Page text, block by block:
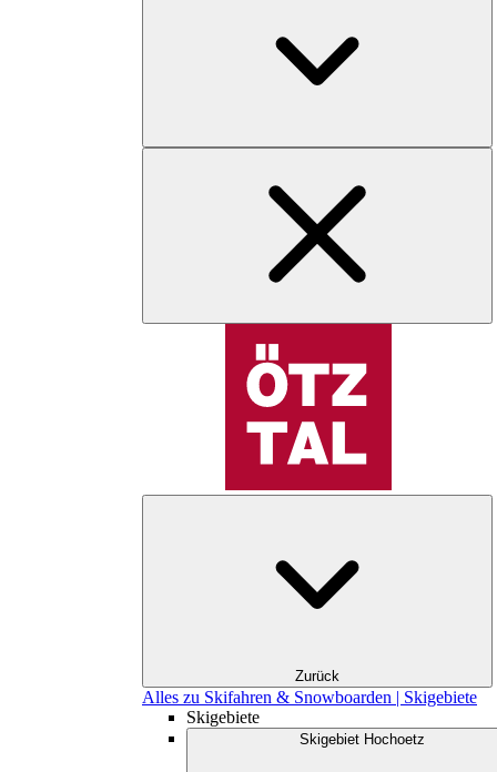
Zurück
Alles zu Skifahren & Snowboarden | Skigebiete
Skigebiete
Skigebiet Hochoetz